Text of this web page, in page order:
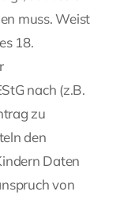
muss. Weist
18.
nach (z.B.
zu
den
Daten
von